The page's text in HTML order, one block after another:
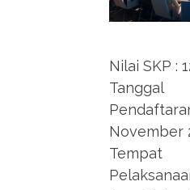
Nilai SKP :
Tanggal
November
Tempat